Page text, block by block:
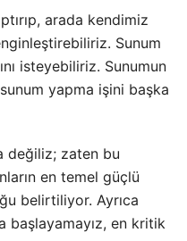
arada kendimiz
Sunum
isteyebiliriz. Sunumun
yapma işini başka
değiliz; zaten bu
en temel güçlü
belirtiliyor. Ayrıca
başlayamayız, en kritik